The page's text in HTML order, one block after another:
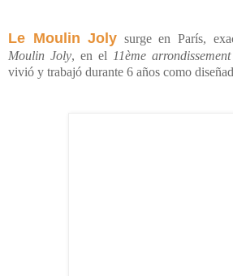
Le Moulin Joly surge en París,
Moulin Joly, en el 11ème arrondissement
vivió y trabajó durante 6 años como